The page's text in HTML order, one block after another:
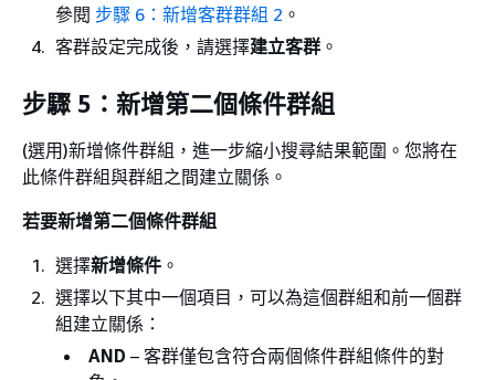
參閱 步驟 6：新增客群群組 2 。
客群設定完成後，請選擇建立客群 。
步驟 5：新增第二個條件群組
(選用)新增條件群組，進一步縮小搜尋結果範圍。您將在
此條件群組與群組之間建立關係。
若要新增第二個條件群組
選擇新增條件 。
選擇以下其中一個項目，可以為這個群組和前一個群
組建立關係：
AND – 客群僅包含符合兩個條件群組條件的對